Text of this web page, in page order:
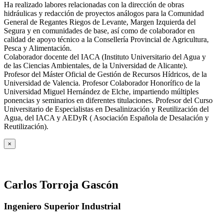
Ha realizado labores relacionadas con la dirección de obras
hidráulicas y redacción de proyectos análogos para la Comunidad
General de Regantes Riegos de Levante, Margen Izquierda del
Segura y en comunidades de base, así como de colaborador en
calidad de apoyo técnico a la Consellería Provincial de Agricultura,
Pesca y Alimentación.
Colaborador docente del IACA (Instituto Universitario del Agua y
de las Ciencias Ambientales, de la Universidad de Alicante).
Profesor del Máster Oficial de Gestión de Recursos Hídricos, de la
Universidad de Valencia. Profesor Colaborador Honorífico de la
Universidad Miguel Hernández de Elche, impartiendo múltiples
ponencias y seminarios en diferentes titulaciones. Profesor del Curso
Universitario de Especialistas en Desalinización y Reutilización del
Agua, del IACA y AEDyR ( Asociación Española de Desalación y
Reutilización).
×
Carlos Torroja Gascón
Ingeniero Superior Industrial